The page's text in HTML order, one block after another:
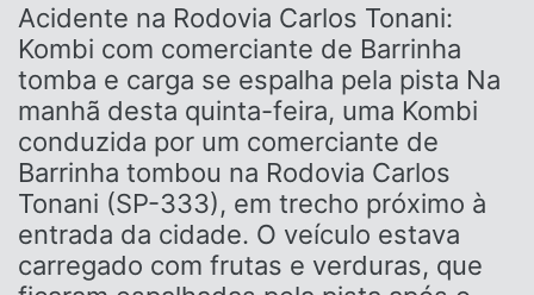
Acidente na Rodovia Carlos Tonani:
Kombi com comerciante de Barrinha
tomba e carga se espalha pela pista Na
manhã desta quinta-feira, uma Kombi
conduzida por um comerciante de
Barrinha tombou na Rodovia Carlos
Tonani (SP-333), em trecho próximo à
entrada da cidade. O veículo estava
carregado com frutas e verduras, que